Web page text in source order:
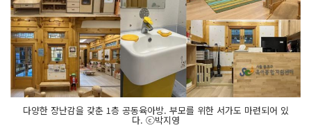
다양한 장난감을 갖춘 1층 공동육아방. 부모를 위한 서가도 마련되어 있
다. ⓒ박지영